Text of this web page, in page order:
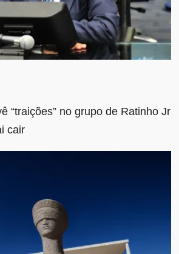
“traições” no grupo de Ratinho Jr
cair